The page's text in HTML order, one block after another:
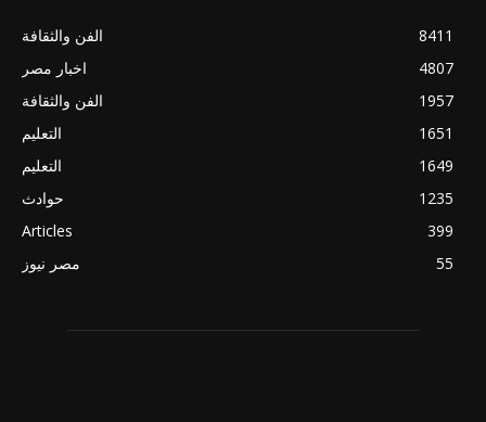
الفن والثقافة
8411
اخبار مصر
4807
الفن والثقافة
1957
التعليم
1651
التعليم
1649
حوادث
1235
Articles
399
مصر نيوز
55